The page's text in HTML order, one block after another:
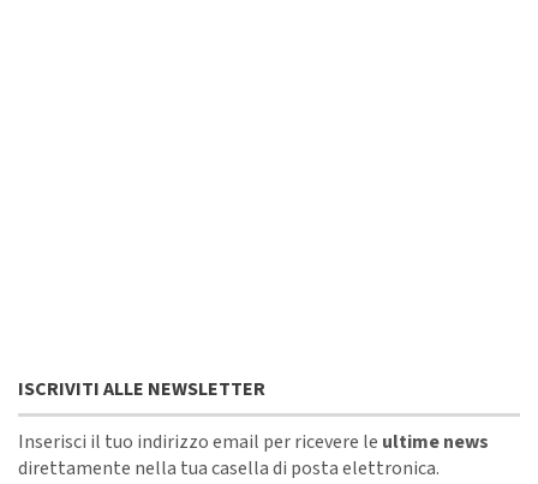
ISCRIVITI ALLE NEWSLETTER
Inserisci il tuo indirizzo email per ricevere le ultime news
direttamente nella tua casella di posta elettronica.